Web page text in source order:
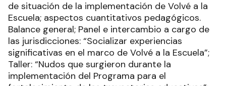
de situación de la implementación de Volvé a la
Escuela; aspectos cuantitativos pedagógicos.
Balance general; Panel e intercambio a cargo de
las jurisdicciones: “Socializar experiencias
significativas en el marco de Volvé a la Escuela”;
Taller: “Nudos que surgieron durante la
implementación del Programa para el